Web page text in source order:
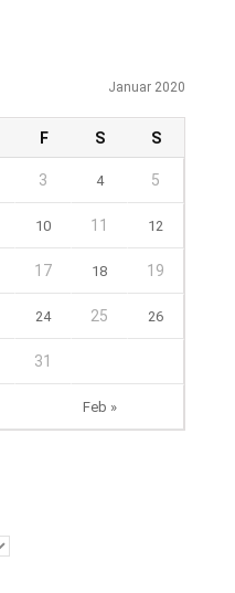
Januar 2020
F S S
Feb »
3 4 5
10 11 12
17 18 19
24 25 26
31